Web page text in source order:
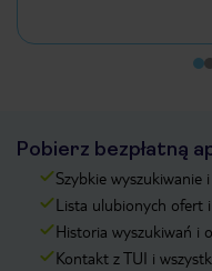
Pobierz bezpłatną
Szybkie wyszukiwanie
Lista ulubionych ofert
Historia wyszukiwań i
Kontakt z TUI i